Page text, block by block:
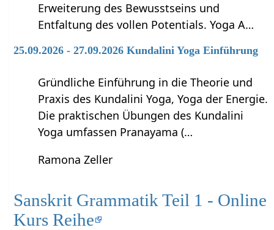
Erweiterung des Bewusstseins und
Entfaltung des vollen Potentials. Yoga A…
25.09.2026 - 27.09.2026 Kundalini Yoga Einführung
Gründliche Einführung in die Theorie und
Praxis des Kundalini Yoga, Yoga der Energie.
Die praktischen Übungen des Kundalini
Yoga umfassen Pranayama (…
Ramona Zeller
Sanskrit Grammatik Teil 1 - Online
Kurs Reihe